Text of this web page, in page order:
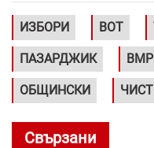
ИЗБОРИ ВОТ
ПАЗАРДЖИК
ОБЩИНСКИ
Свързани